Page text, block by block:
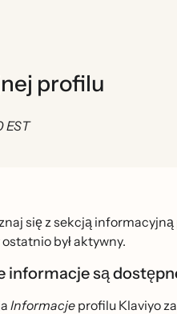
profilu
EST
się z sekcją informacyjną
był aktywny.
informacje są
Informacje profilu Klaviyo